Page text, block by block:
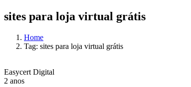
sites para loja virtual grátis
Home
Tag: sites para loja virtual grátis
Easycert Digital
2 anos